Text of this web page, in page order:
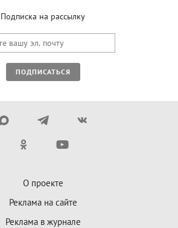
Подписка на рассылку
ПОДПИСАТЬСЯ
О проекте
Реклама на сайте
Реклама в журнале